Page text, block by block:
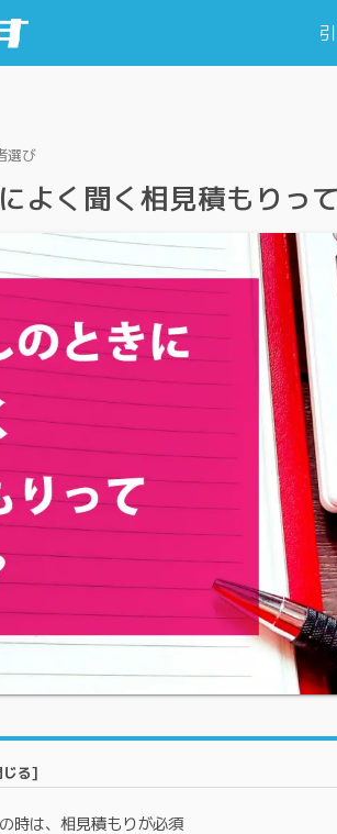
選び
よく聞く相見積もりっ
時は、相見積もりが必須